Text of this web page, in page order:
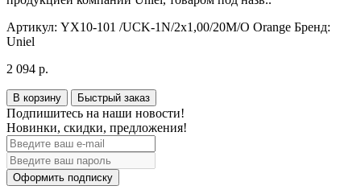
Артикул: YX10-101 /UCK-1N/2x1,00/20M/O Orange Бренд:
Uniel
2 094 р.
В корзину Быстрый заказ
Подпишитесь на наши новости!
Новинки, скидки, предложения!
Оформить подписку